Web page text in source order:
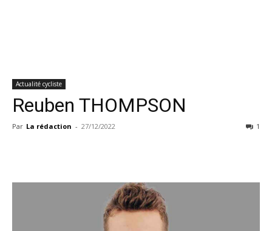
Actualité cycliste
Reuben THOMPSON
Par La rédaction - 27/12/2022 1